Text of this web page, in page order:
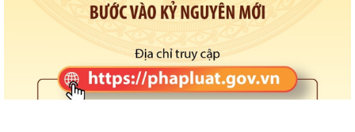
Triển khai thực hiện Thông báo Kết luận của Phó thủ tướng Chính phủ
Phạm Thị Thanh Trà về bảo vệ...
Triển khai thực hiện Kế hoạch 241/KH-SYT về thực hiện Kế hoạch số
212/KH-UBND ngày 12/6/2026 của...